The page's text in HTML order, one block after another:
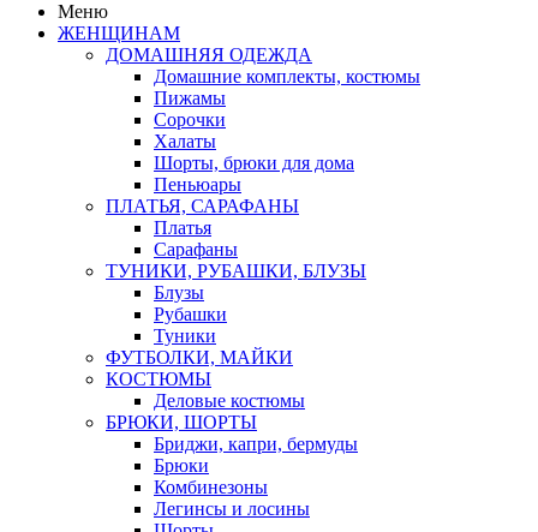
Меню
ЖЕНЩИНАМ
ДОМАШНЯЯ ОДЕЖДА
Домашние комплекты, костюмы
Пижамы
Сорочки
Халаты
Шорты, брюки для дома
Пеньюары
ПЛАТЬЯ, САРАФАНЫ
Платья
Сарафаны
ТУНИКИ, РУБАШКИ, БЛУЗЫ
Блузы
Рубашки
Туники
ФУТБОЛКИ, МАЙКИ
КОСТЮМЫ
Деловые костюмы
БРЮКИ, ШОРТЫ
Бриджи, капри, бермуды
Брюки
Комбинезоны
Легинсы и лосины